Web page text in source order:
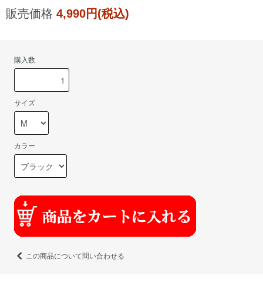
販売価格 4,990円(税込)
購入数
サイズ
カラー
この商品について問い合わせる